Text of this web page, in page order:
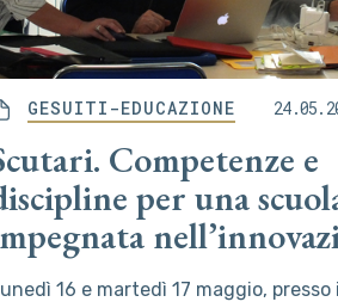
GESUITI-EDUCAZIONE
Competenze e
per una
16 e martedì 17 maggio, presso il